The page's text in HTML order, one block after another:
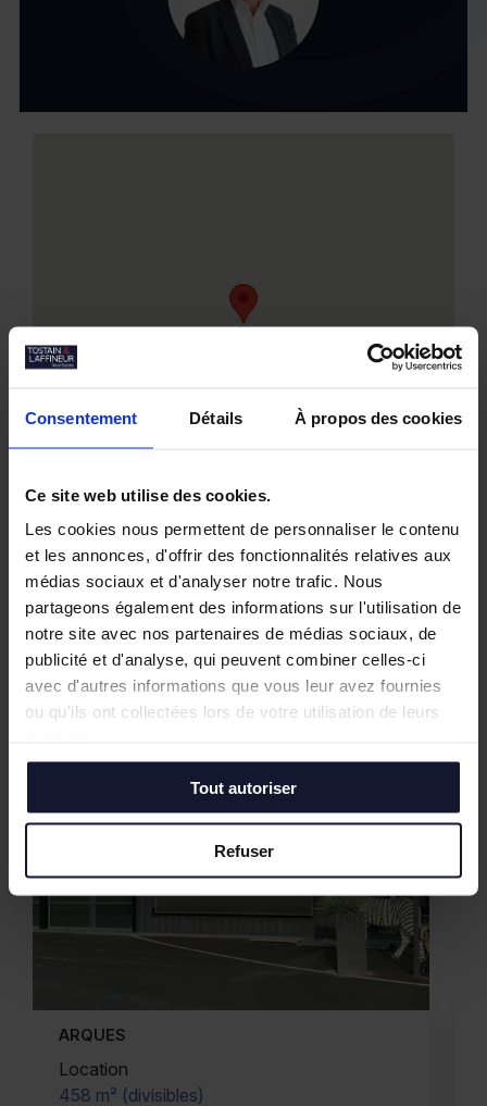
Consentement Détails À propos des cookies
Ce site web utilise des cookies.
Les cookies nous permettent de personnaliser le contenu
et les annonces, d'offrir des fonctionnalités relatives aux
médias sociaux et d'analyser notre trafic. Nous
partageons également des informations sur l'utilisation de
notre site avec nos partenaires de médias sociaux, de
publicité et d'analyse, qui peuvent combiner celles-ci
avec d'autres informations que vous leur avez fournies
ou qu'ils ont collectées lors de votre utilisation de leurs
Tout autoriser
Refuser
Nos biens similaires